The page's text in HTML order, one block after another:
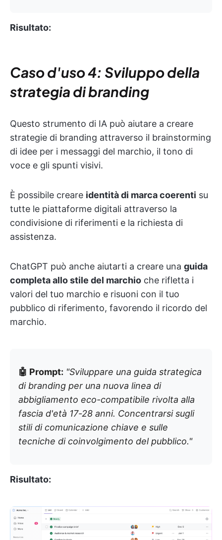
Risultato:
Caso d'uso 4: Sviluppo della
strategia di branding
Questo strumento di IA può aiutare a creare
strategie di branding attraverso il brainstorming
di idee per i messaggi del marchio, il tono di
voce e gli spunti visivi.
È possibile creare identità di marca coerenti su
tutte le piattaforme digitali attraverso la
condivisione di riferimenti e la richiesta di
assistenza.
ChatGPT può anche aiutarti a creare una guida
completa allo stile del marchio che rifletta i
valori del tuo marchio e risuoni con il tuo
pubblico di riferimento, favorendo il ricordo del
marchio.
🤖 Prompt: "Sviluppare una guida strategica
di branding per una nuova linea di
abbigliamento eco-compatibile rivolta alla
fascia d'età 17-28 anni. Concentrarsi sugli
stili di comunicazione chiave e sulle
tecniche di coinvolgimento del pubblico."
Risultato: